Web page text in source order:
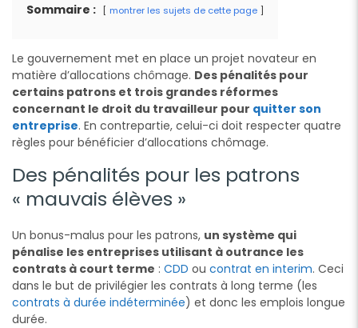
Sommaire : montrer les sujets de cette page
Le gouvernement met en place un projet novateur en
matière d’allocations chômage. Des pénalités pour
certains patrons et trois grandes réformes
concernant le droit du travailleur pour quitter son
entreprise. En contrepartie, celui-ci doit respecter quatre
règles pour bénéficier d’allocations chômage.
Des pénalités pour les patrons
« mauvais élèves »
Un bonus-malus pour les patrons, un système qui
pénalise les entreprises utilisant à outrance les
contrats à court terme : CDD ou contrat en interim. Ceci
dans le but de privilégier les contrats à long terme (les
contrats à durée indéterminée) et donc les emplois longue
durée.